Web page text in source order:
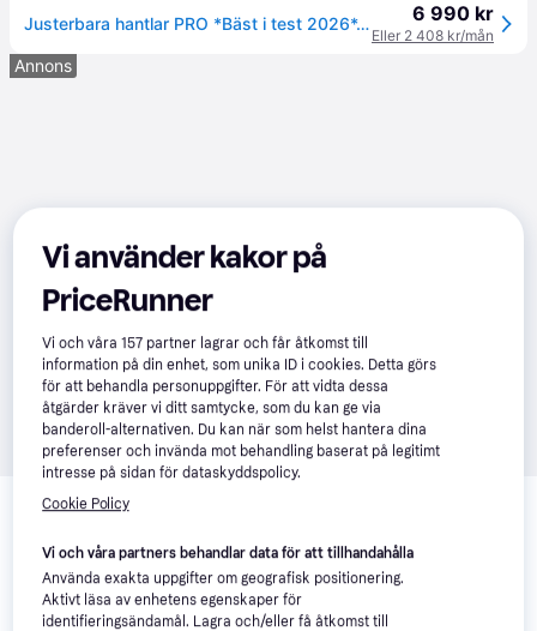
Justerbara hantlar PRO *Bäst i test 2026*, 2 x 4-32.5 kg 6 990 kr
Eller 2 408 kr/mån
Annons
Relaterade produkter
intressera dig. Visa alla
Vi använder kakor på
PriceRunner
Vi och våra157 partner lagrar och får åtkomst till
information på din enhet, som unika ID i cookies. Detta görs
för att behandla personuppgifter. För att vidta dessa
åtgärder kräver vi ditt samtycke, som du kan ge via
banderoll-alternativen. Du kan när som helst hantera dina
preferenser och invända mot behandling baserat på legitimt
intresse på sidan för dataskyddspolicy.
Cookie Policy
Vi och våra partners behandlar data för att tillhandahålla
Använda exakta uppgifter om geografisk positionering.
Aktivt läsa av enhetens egenskaper för
identifieringsändamål. Lagra och/eller få åtkomst till